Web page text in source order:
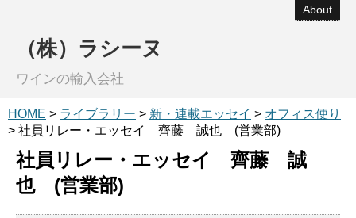
About
（株）ラシーヌ
ワインの輸入会社
HOME > ライブラリー > 新・連載エッセイ > オフィス便り
> 社員リレー・エッセイ 齊藤 誠也 (営業部)
社員リレー・エッセイ 齊藤 誠
也 (営業部)